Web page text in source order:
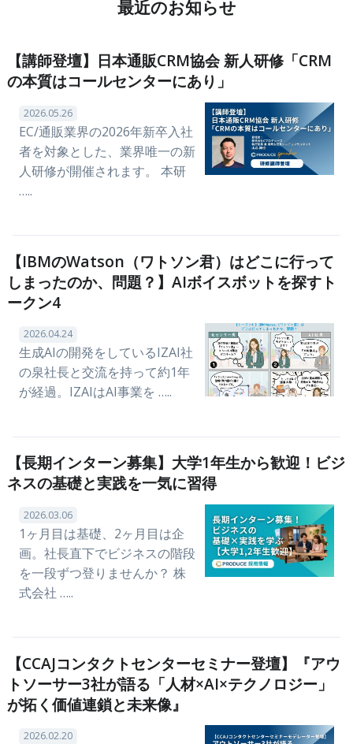
最近のお知らせ
【講師登壇】日本通販CRM協会 新人研修「CRM
の本質はコールセンターにあり」
2026.05.26
EC/通販業界の2026年新卒入社
者を対象とした、業界唯一の新
人研修が開催されます。 本研
…..
【IBMのWatson（ワトソン君）はどこに行って
しまったのか、問題？】AIボイスボットを探すト
ークン4
2026.04.24
生成AIの開発をしているIZAI社
の泉社長と交流を持って約1年
が経過。IZAIはAI事業を …..
【長期インターン募集】大学1年生から歓迎！ビジ
ネスの基礎と実践を一気に習得
2026.03.06
1ヶ月目は基礎、2ヶ月目は企
画。社長直下でビジネスの階段
を一段ずつ登りませんか？ 株
式会社 …..
【CCAJコンタクトセンターセミナー登壇】『アウ
トソーサー3社が語る「人材×AI×テクノロジー」
が拓く価値連鎖と未来像』
2026.02.20